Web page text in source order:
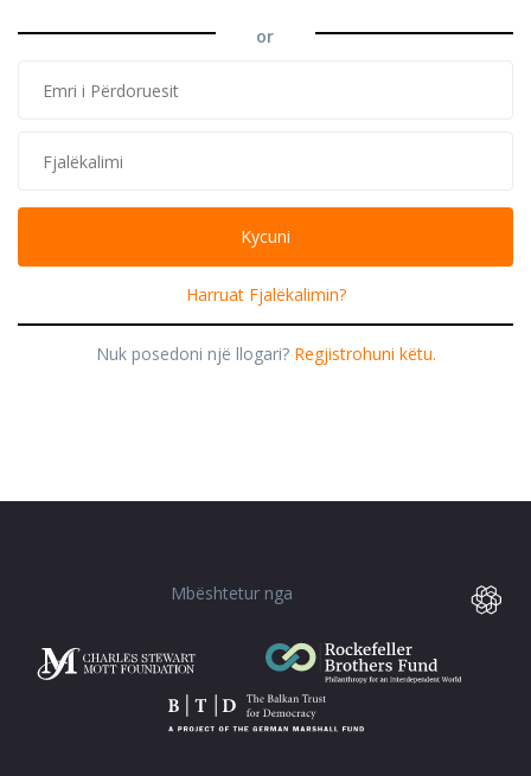
or
Harruat Fjalëkalimin?
Nuk posedoni një llogari? Regjistrohuni këtu.
Mbështetur nga